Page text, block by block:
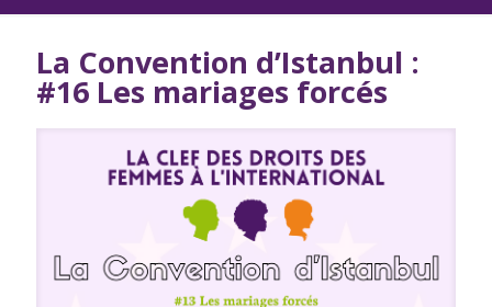
La Convention d’Istanbul :
#16 Les mariages forcés